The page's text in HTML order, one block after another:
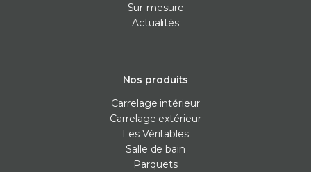
Sur-mesure
Actualités
Nos produits
Carrelage intérieur
Carrelage extérieur
Les Véritables
Salle de bain
Parquets